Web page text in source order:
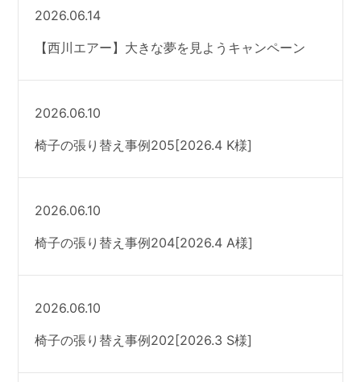
2026.06.14
【西川エアー】大きな夢を見ようキャンペーン
2026.06.10
椅子の張り替え事例205[2026.4 K様]
2026.06.10
椅子の張り替え事例204[2026.4 A様]
2026.06.10
椅子の張り替え事例202[2026.3 S様]